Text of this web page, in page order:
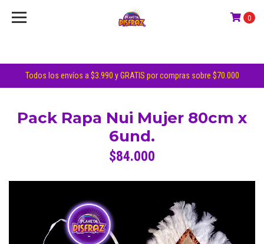
Todos los envíos a $3.990 y GRATIS por compras sobre $70.000
0
Pack Rapa Nui Mujer 80cm x
6und.
$84.000